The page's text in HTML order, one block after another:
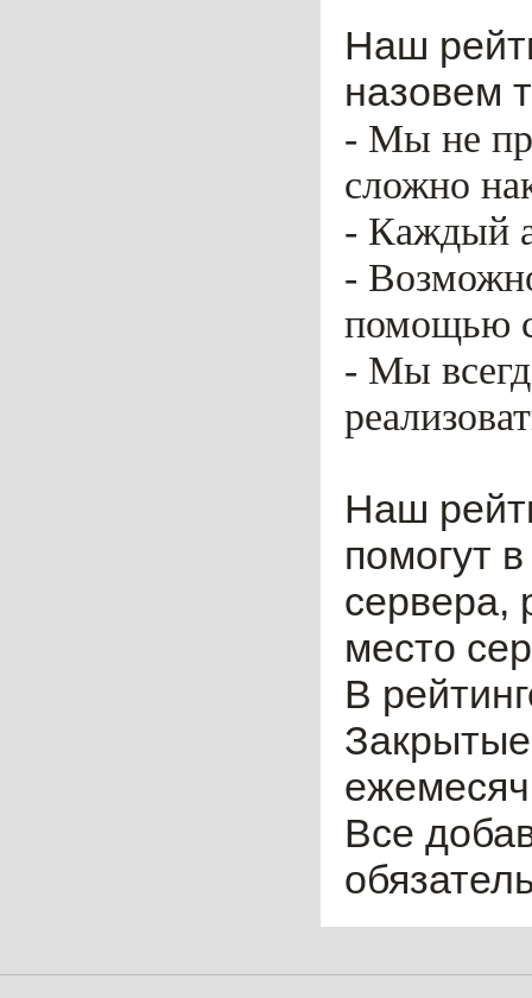
Наш
назовем
- Мы не
сложно
- Каждый
-
помощью
- Мы
Наш
помогут
сервера,
место
В
Все